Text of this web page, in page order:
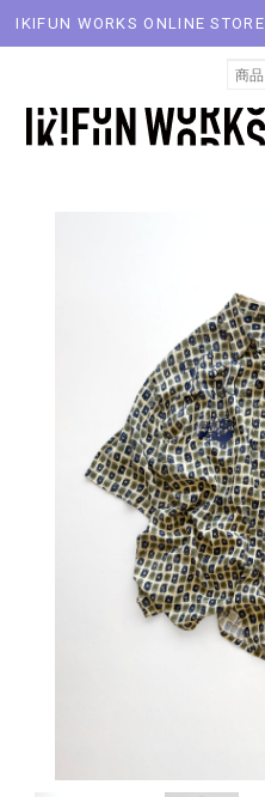
IKIFUN WORKS ONLINE STORE